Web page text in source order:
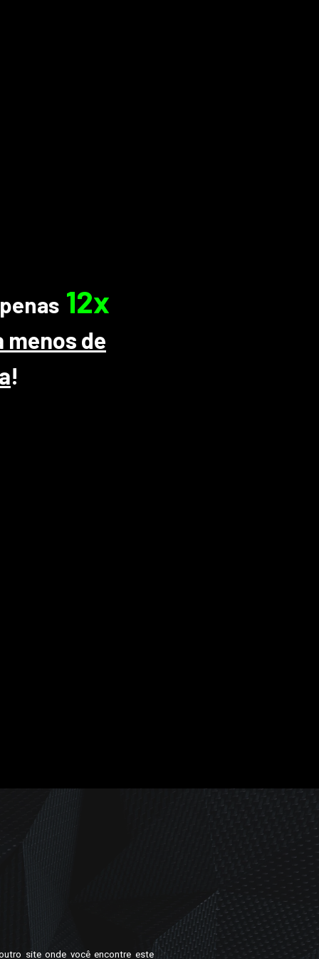
12x
menos de
!
site onde você encontre este